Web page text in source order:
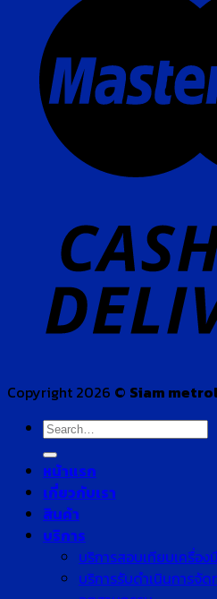
Copyright 2026 © Siam
Search
for:
หน้าแรก
เกี่ยวกับเรา
สินค้า
บริการ
บริการสอบเทียบเครื่อ
บริการรับดำเนินการจั